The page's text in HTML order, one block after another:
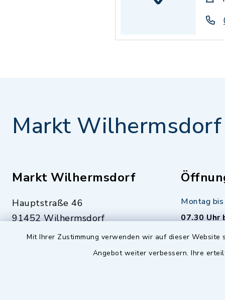
Mit Ihrer Zustimmung verwenden wir auf dieser
Angebot weiter verbessern. Ihre
Markt Wilhermsdorf
Markt Wilhermsdorf
Hauptstraße 46
91452 Wilhermsdorf
09102 9958-0
09102 9958-111
Montag
07.30 Uhr
Dienstag
16.30 bis